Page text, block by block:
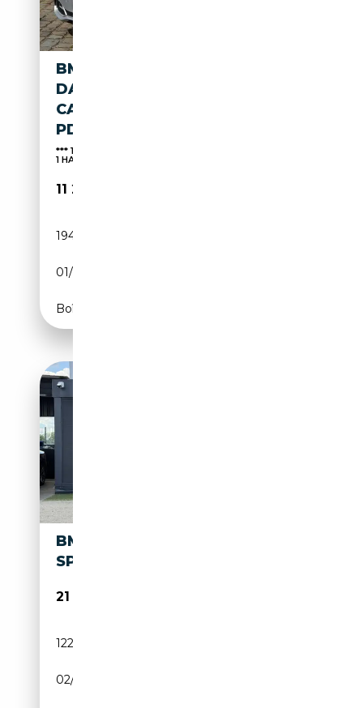
BMW 418 GRAN COUPÉ 418
DA 1HAND FULL CARNET BMW
CARPASS LEDER AUTOMAAT
PDC
*** 12 MOIS DE GARANTIE FULL CARNET CAR PASS
1 HAN...
11 250€
194 900 km
01/2015
Boîte automatique
BMW 418 418 D M
SPORT
21 990€
122 000 km
02/2019